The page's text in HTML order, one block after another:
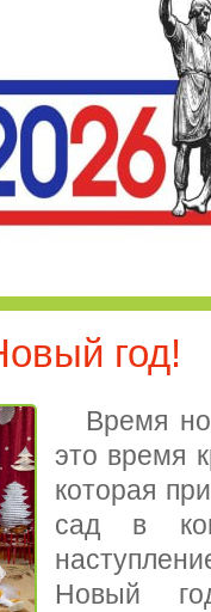
год!
Время
это время
которая
сад в
Новый